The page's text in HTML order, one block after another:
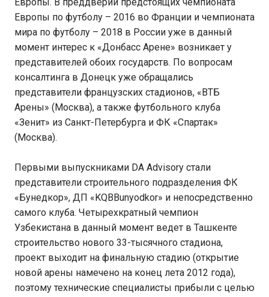
Европы по футболу – 2016 во Франции и чемпионата
мира по футболу – 2018 в России уже в данный
момент интерес к «Донбасс Арене» возникает у
представителей обоих государств. По вопросам
консалтинга в Донецк уже обращались
представители французских стадионов, «ВТБ
Арены» (Москва), а также футбольного клуба
«Зенит» из Санкт-Петербурга и ФК «Спартак»
(Москва).
Первыми выпускниками DA Advisory стали
представители строительного подразделения ФК
«Бунедкор», ДП «KQBBunyodkor» и непосредственно
самого клуба. Четырехкратный чемпион
Узбекистана в данный момент ведет в Ташкенте
строительство нового 33-тысячного стадиона,
проект выходит на финальную стадию (открытие
новой арены намечено на конец лета 2012 года),
поэтому технические специалисты прибыли с целью